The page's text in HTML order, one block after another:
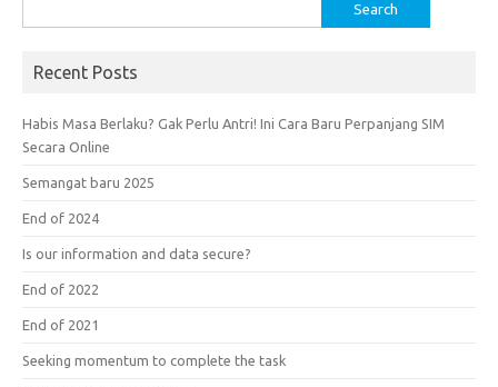
for:
Recent Posts
Habis Masa Berlaku? Gak Perlu Antri! Ini Cara Baru Perpanjang SIM
Secara Online
Semangat baru 2025
End of 2024
Is our information and data secure?
End of 2022
End of 2021
Seeking momentum to complete the task